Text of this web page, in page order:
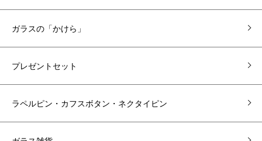
ガラスの「かけら」
プレゼントセット
ラペルピン・カフスボタン・ネクタイピン